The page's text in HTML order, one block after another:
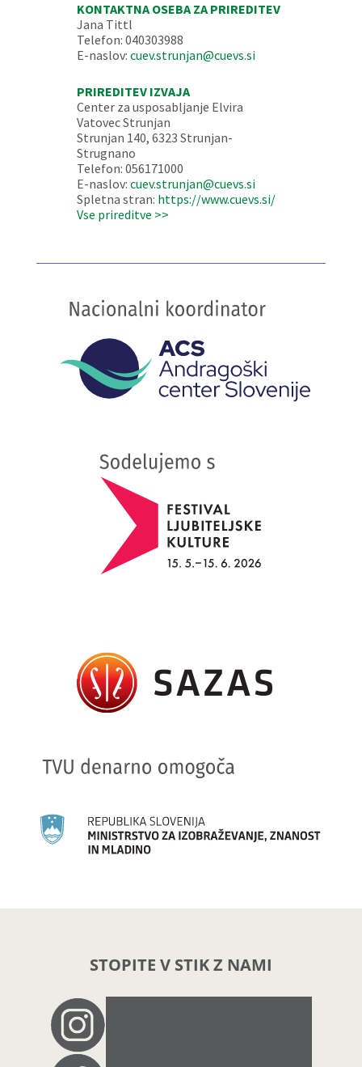
KONTAKTNA OSEBA ZA PRIREDITEV
Jana Tittl
Telefon: 040303988
E-naslov: cuev.strunjan@cuevs.si
PRIREDITEV IZVAJA
Center za usposabljanje Elvira
Vatovec Strunjan
Strunjan 140, 6323 Strunjan-
Strugnano
Telefon: 056171000
E-naslov: cuev.strunjan@cuevs.si
Spletna stran: https://www.cuevs.si/
Vse prireditve >>
STOPITE V STIK Z NAMI